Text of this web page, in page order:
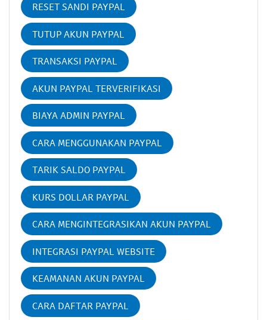
RESET SANDI PAYPAL
TUTUP AKUN PAYPAL
TRANSAKSI PAYPAL
AKUN PAYPAL TERVERIFIKASI
BIAYA ADMIN PAYPAL
CARA MENGGUNAKAN PAYPAL
TARIK SALDO PAYPAL
KURS DOLLAR PAYPAL
CARA MENGINTEGRASIKAN AKUN PAYPAL
INTEGRASI PAYPAL WEBSITE
KEAMANAN AKUN PAYPAL
CARA DAFTAR PAYPAL